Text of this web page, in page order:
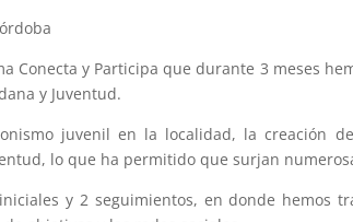
Conecta y Participa que durante 3 meses
y Juventud.
juvenil en la localidad, la creación
lo que ha permitido que surjan
y 2 seguimientos, en donde hemos